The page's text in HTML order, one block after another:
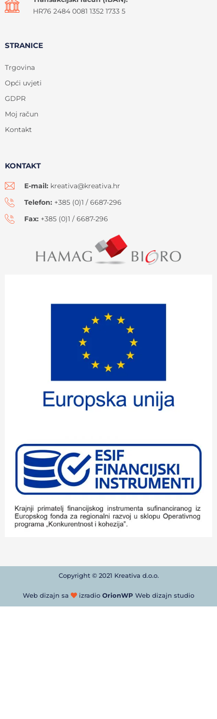
HR76 2484 0081 1352 1733 5
STRANICE
Trgovina
Opći uvjeti
GDPR
Moj račun
Kontakt
KONTAKT
E-mail: kreativa@kreativa.hr
Telefon: +385 (0)1 / 6687-296
Fax: +385 (0)1 / 6687-296
Copyright © 2021 Kreativa d.o.o.
Web dizajn sa izradio OrionWP Web dizajn studio